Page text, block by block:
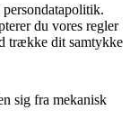
du vores regler
trække dit samtykke
sig fra mekanisk